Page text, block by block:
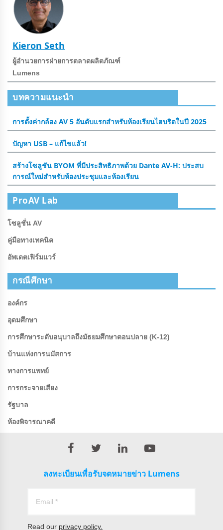
Kieron Seth
ผู้อํานวยการฝ่ายการตลาดผลิตภัณฑ์
Lumens
บทความแนะนำ
การตั้งค่ากล้อง AV 5 อันดับแรกสําหรับห้องเรียนไฮบริดในปี 2025
ปัญหา USB – แก้ไขแล้ว!
สร้างโซลูชัน BYOM ที่มีประสิทธิภาพด้วย Dante AV-H: ประสบ
การณ์ใหม่สําหรับห้องประชุมและห้องเรียน
ProAV Lab
โซลูชั่น AV
คู่มือทางเทคนิค
อัพเดตเฟิร์มแวร์
กรณีศึกษา
องค์กร
อุดมศึกษา
การศึกษาระดับอนุบาลถึงมัธยมศึกษาตอนปลาย (K-12)
บ้านแห่งการนมัสการ
ทางการแพทย์
การกระจายเสียง
รัฐบาล
ห้องพิจารณาคดี
ลงทะเบียนเพื่อรับจดหมายข่าว Lumens
Read our privacy policy.